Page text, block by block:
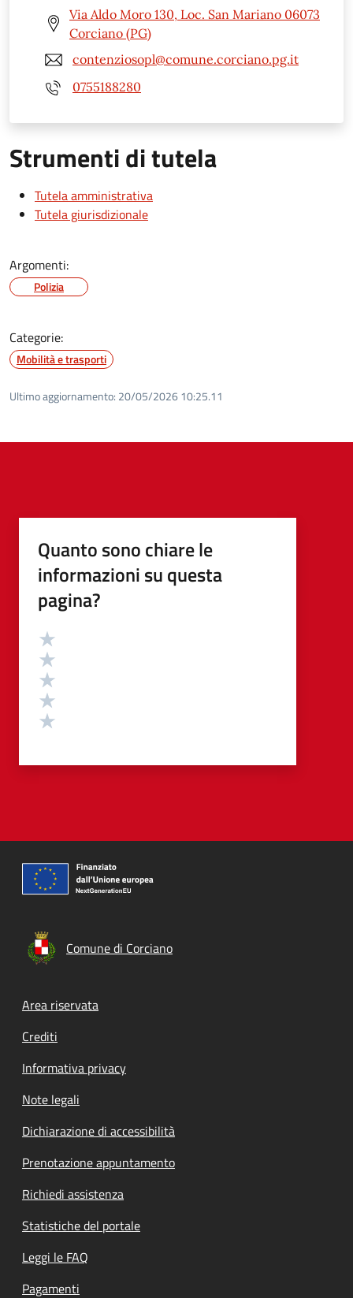
Via Aldo Moro 130, Loc. San Mariano 06073
Corciano (PG)
contenziosopl@comune.corciano.pg.it
0755188280
Strumenti di tutela
Tutela amministrativa
Tutela giurisdizionale
Argomenti:
Polizia
Categorie:
Mobilità e trasporti
Ultimo aggiornamento: 20/05/2026 10:25.11
Quanto sono chiare le
informazioni su questa
pagina?
Valutazione
Comune di Corciano
Footer menu
Area riservata
Crediti
Informativa privacy
Note legali
Dichiarazione di accessibilità
Prenotazione appuntamento
Richiedi assistenza
Statistiche del portale
Leggi le FAQ
Pagamenti